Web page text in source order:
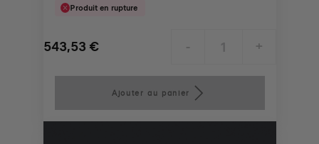
Produit en rupture
543,53 €
Price
543,53
€
- +
Quantity
to:
1
Ajouter au panier